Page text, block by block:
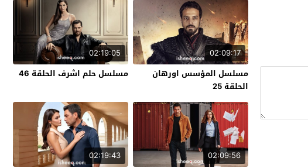
02:09:17
مسلسل المؤسس اورهان
الحلقة 25
02:19:05
مسلسل حلم اشرف الحلقة 46
02:09:56
02:19:43